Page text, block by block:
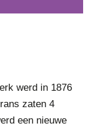
werd in 1876
zaten 4
een nieuwe